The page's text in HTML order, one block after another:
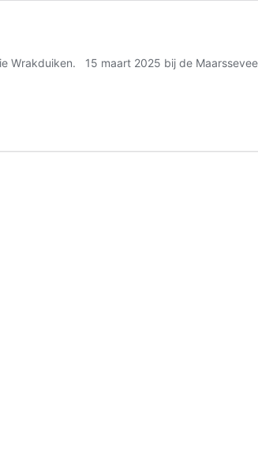
Wrakduiken. 15 maart 2025 bij de